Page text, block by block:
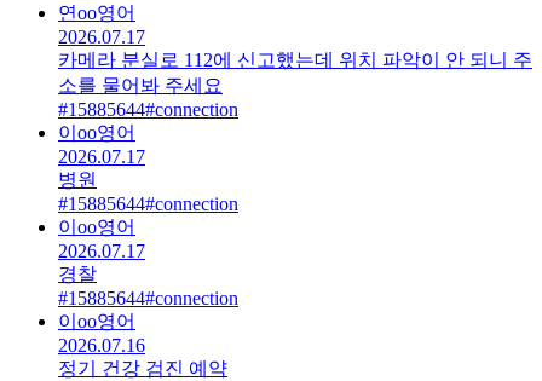
연oo영어
2026.07.17
카메라 분실로 112에 신고했는데 위치 파악이 안 되니 주
소를 물어봐 주세요
#15885644#connection
이oo영어
2026.07.17
병원
#15885644#connection
이oo영어
2026.07.17
경찰
#15885644#connection
이oo영어
2026.07.16
정기 건강 검진 예약